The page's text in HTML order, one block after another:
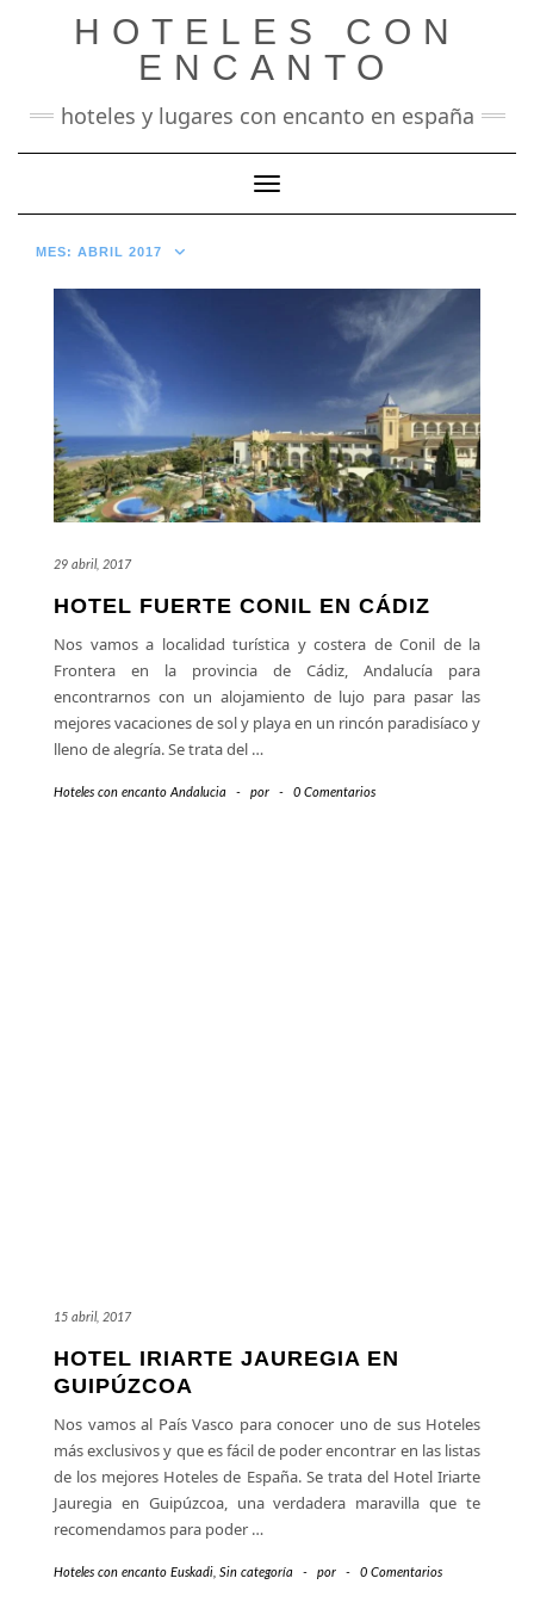
HOTELES CON
ENCANTO
hoteles y lugares con encanto en españa
Cambiar modo de navegación
MES: ABRIL 2017
29 abril, 2017
HOTEL FUERTE CONIL EN CÁDIZ
Nos vamos a localidad turística y costera de Conil de la
Frontera en la provincia de Cádiz, Andalucía para
encontrarnos con un alojamiento de lujo para pasar las
mejores vacaciones de sol y playa en un rincón paradisíaco y
lleno de alegría. Se trata del …
Hoteles con encanto Andalucia - por - 0 Comentarios
15 abril, 2017
HOTEL IRIARTE JAUREGIA EN
GUIPÚZCOA
Nos vamos al País Vasco para conocer uno de sus Hoteles
más exclusivos y que es fácil de poder encontrar en las listas
de los mejores Hoteles de España. Se trata del Hotel Iriarte
Jauregia en Guipúzcoa, una verdadera maravilla que te
recomendamos para poder …
Hoteles con encanto Euskadi, Sin categoría - por - 0 Comentarios